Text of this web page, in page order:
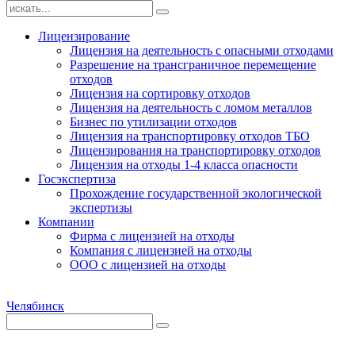
Лицензирование
Лицензия на деятельность с опасными отходами
Разрешение на трансграничное перемещение
отходов
Лицензия на сортировку отходов
Лицензия на деятельность с ломом металлов
Бизнес по утилизации отходов
Лицензия на транспортировку отходов ТБО
Лицензирования на транспортировку отходов
Лицензия на отходы 1-4 класса опасности
Госэкспертиза
Прохождение государственной экологической
экспертизы
Компании
Фирма с лицензией на отходы
Компания с лицензией на отходы
ООО с лицензией на отходы
Челябинск